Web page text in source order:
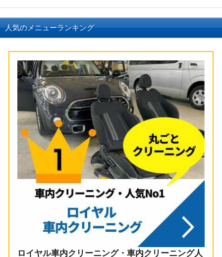
人気のメニューランキング
ロイヤル車内クリーニング・車内クリーニング人